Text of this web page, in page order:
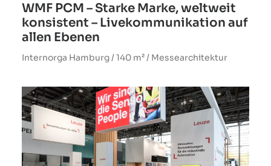
WMF PCM – Starke Marke, weltweit
konsistent – Livekommunikation auf
allen Ebenen
Internorga Hamburg / 140 m² / Messearchitektur